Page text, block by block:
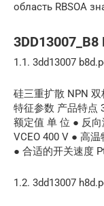
область RBSOA
1.1. 3dd13007
硅三重扩散 NPN 双
特征参数 产品特点
额定值 单 位 ● 反
VCEO 400 V ● 高
● 合适的开关速度
1.2. 3dd13007